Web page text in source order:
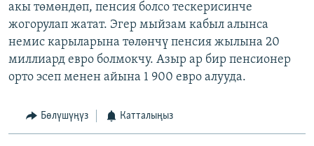
акы төмөндөп, пенсия болсо тескерисинче
жогорулап жатат. Эгер мыйзам кабыл алынса
немис карыларына төлөнчү пенсия жылына 20
миллиард евро болмокчу. Азыр ар бир пенсионер
орто эсеп менен айына 1 900 евро алууда.
Бөлүшүңүз Катталыңыз